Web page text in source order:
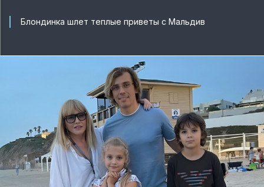
Блондинка шлет теплые приветы с Мальдив